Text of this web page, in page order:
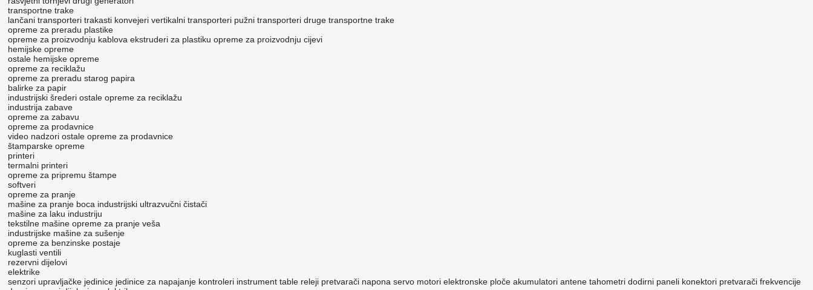
transportne trake
lančani transporteri trakasti konvejeri vertikalni transporteri pužni transporteri druge transportne trake
opreme za preradu plastike
opreme za proizvodnju kablova ekstruderi za plastiku opreme za proizvodnju cijevi
hemijske opreme
ostale hemijske opreme
opreme za reciklažu
opreme za preradu starog papira
balirke za papir
industrijski šrederi ostale opreme za reciklažu
industrija zabave
opreme za zabavu
opreme za prodavnice
video nadzori ostale opreme za prodavnice
štamparske opreme
printeri
termalni printeri
opreme za pripremu štampe
softveri
opreme za pranje
mašine za pranje boca industrijski ultrazvučni čistači
mašine za laku industriju
tekstilne mašine opreme za pranje veša
industrijske mašine za sušenje
opreme za benzinske postaje
kuglasti ventili
rezervni dijelovi
elektrike
senzori upravljačke jedinice jedinice za napajanje kontroleri instrument table releji pretvarači napona servo motori elektronske ploče akumulatori antene tahometri dodirni paneli konektori pretvarači frekvencije